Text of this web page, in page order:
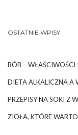
OSTATNIE WPISY
BÓB –
DIETA ALKALICZNA A
PRZEPISY NA SOKI Z
ZIOŁA, KTÓRE